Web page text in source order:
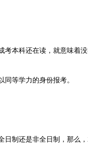
本科还在读，就意味着没
等学力的身份报考。
制还是非全日制，那么，